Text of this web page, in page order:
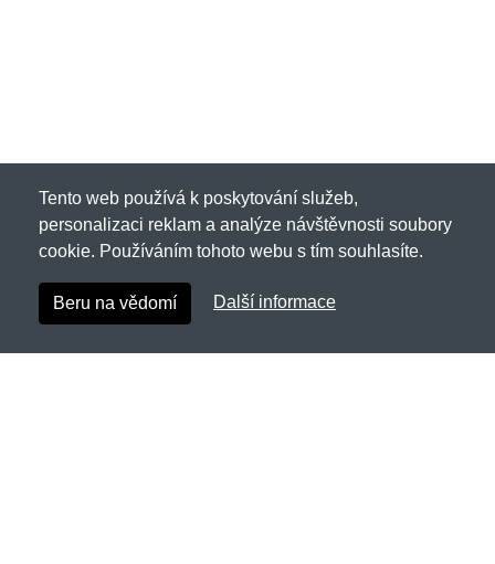
Tento web používá k poskytování služeb,
personalizaci reklam a analýze návštěvnosti soubory
cookie. Používáním tohoto webu s tím souhlasíte.
Beru na vědomí Další informace